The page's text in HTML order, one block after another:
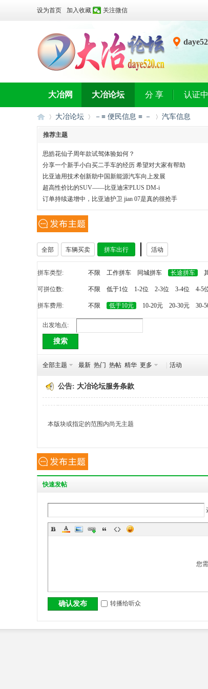
设为首页 加入收藏 关注微信
大冶网 大冶论坛 分 享 认证
冶
网
丨
»
大冶论坛 －≡ 便民信息 ≡ －
›
汽车信息
推荐主题
思皓花仙子周年款试驾体验如何？
分享一个新手小白买二手车的经历 希望对大家有帮助
比亚迪用技术创新助中国新能源汽车向上发展
超高性价比的SUV——比亚迪宋PLUS DM-i
订单持续递增中，比亚迪护卫 jian 07是真的很抢手
全部 车辆买卖 拼车出行 活动
拼车类型: 不限 工作拼车 同城拼车 长途拼车
可拼位数: 不限 低于1位 1-2位 2-3位 3-4位 4-5
拼车费用: 不限 低于10元 10-20元 20-30元 30-
出发地点:
搜索
全部主题 最新 热门 热帖 精华 更多 活动
公告: 大冶论坛服务条款
本版块或指定的范围内尚无主题
快速发帖
您
确认发布 转播给听众